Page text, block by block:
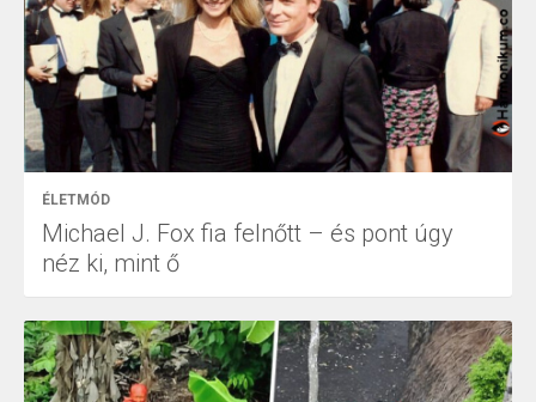
ÉLETMÓD
Michael J. Fox fia felnőtt – és pont úgy
néz ki, mint ő